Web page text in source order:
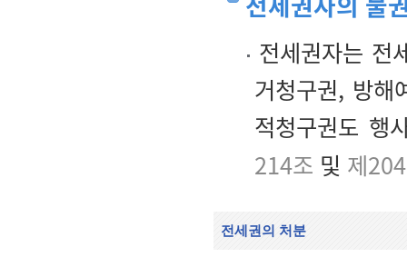
전세권자는 전
거청구권, 방해
적청구권도 행
214조 및 제
전세권의 처분